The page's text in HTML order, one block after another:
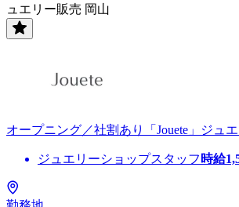
ュエリー販売 岡山
オープニング／社割あり「Jouete」ジュ
ジュエリーショップスタッフ 時給